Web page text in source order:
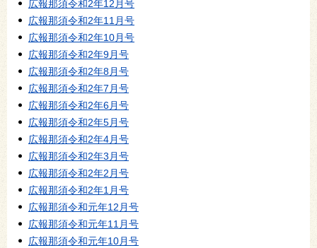
広報那須令和2年12月号
広報那須令和2年11月号
広報那須令和2年10月号
広報那須令和2年9月号
広報那須令和2年8月号
広報那須令和2年7月号
広報那須令和2年6月号
広報那須令和2年5月号
広報那須令和2年4月号
広報那須令和2年3月号
広報那須令和2年2月号
広報那須令和2年1月号
広報那須令和元年12月号
広報那須令和元年11月号
広報那須令和元年10月号